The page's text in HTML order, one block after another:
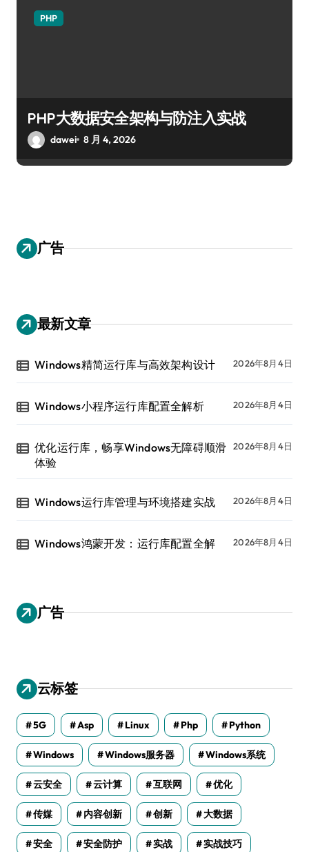
PHP
PHP大数据安全架构与防注入实战
dawei 8 月 4, 2026
广告
最新文章
Windows精简运行库与高效架构设计 2026年8月4日
Windows小程序运行库配置全解析 2026年8月4日
优化运行库，畅享Windows无障碍顺滑
体验
2026年8月4日
Windows运行库管理与环境搭建实战 2026年8月4日
Windows鸿蒙开发：运行库配置全解 2026年8月4日
广告
云标签
5G Asp Linux Php Python
Windows Windows服务器 Windows系统
云安全 云计算 互联网 优化
传媒 内容创新 创新 大数据
安全 安全防护 实战 实战技巧